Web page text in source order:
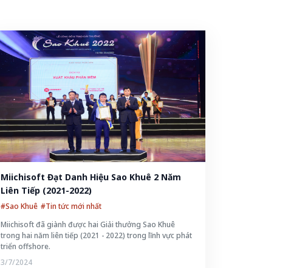
Miichisoft Đạt Danh Hiệu Sao Khuê 2 Năm
Liên Tiếp (2021-2022)
#Sao Khuê #Tin tức mới nhất
Miichisoft đã giành được hai Giải thưởng Sao Khuê
trong hai năm liên tiếp (2021 - 2022) trong lĩnh vực phát
triển offshore.
3/7/2024